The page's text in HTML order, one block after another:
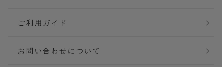
ご利用ガイド
お問い合わせについて